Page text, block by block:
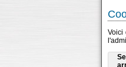
Voici